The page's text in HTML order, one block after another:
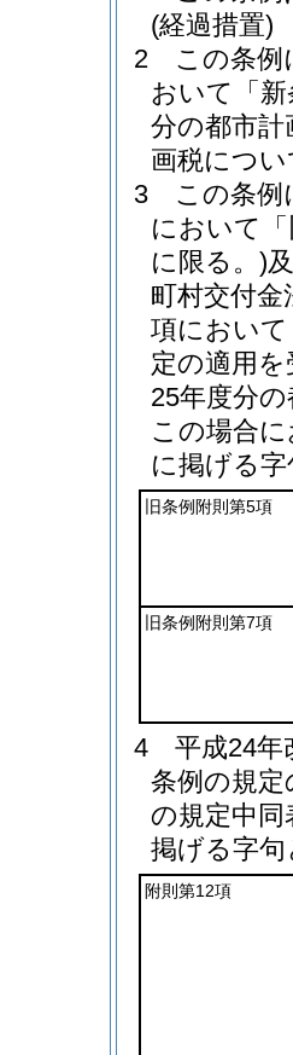
(経過措置)
2
この条例
おいて「
分の都市
画税につ
3
この条例
において
に限る。)
町村交付
項におい
定の適用
25年度分
この場合
に掲げる
旧条例附則第5項
旧条例附則第7項
4
平成24年
条例の規
の規定中
掲げる字
附則第12項